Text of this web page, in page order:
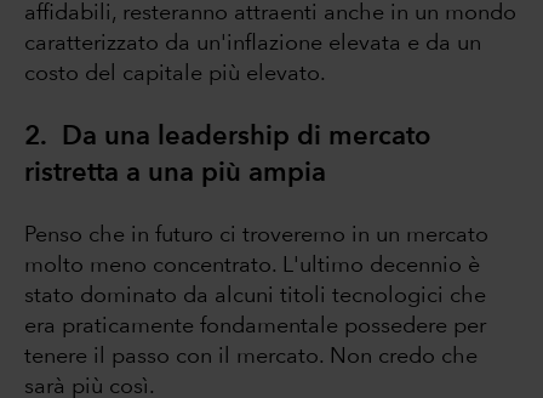
affidabili, resteranno attraenti anche in un mondo
caratterizzato da un'inflazione elevata e da un
costo del capitale più elevato.
2. Da una leadership di mercato
ristretta a una più ampia
Penso che in futuro ci troveremo in un mercato
molto meno concentrato. L'ultimo decennio è
stato dominato da alcuni titoli tecnologici che
era praticamente fondamentale possedere per
tenere il passo con il mercato. Non credo che
sarà più così.